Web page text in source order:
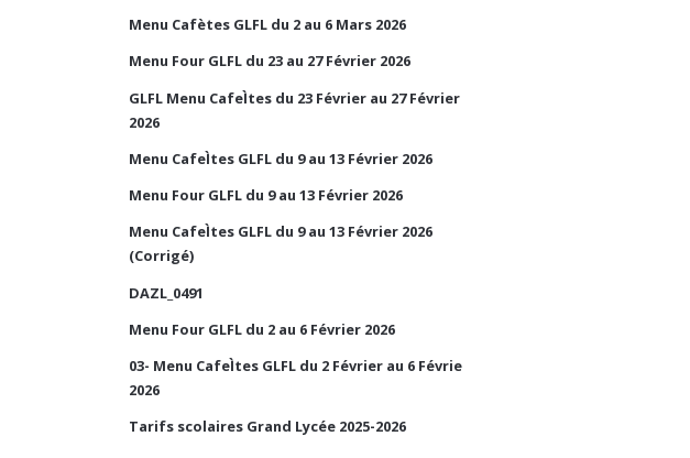
Menu Cafètes GLFL du 2 au 6 Mars 2026
Menu Four GLFL du 23 au 27 Février 2026
GLFL Menu CafeÌtes du 23 Février au 27 Février
2026
Menu CafeÌtes GLFL du 9 au 13 Février 2026
Menu Four GLFL du 9 au 13 Février 2026
Menu CafeÌtes GLFL du 9 au 13 Février 2026
(Corrigé)
DAZL_0491
Menu Four GLFL du 2 au 6 Février 2026
03- Menu CafeÌtes GLFL du 2 Février au 6 Févrie
2026
Tarifs scolaires Grand Lycée 2025-2026